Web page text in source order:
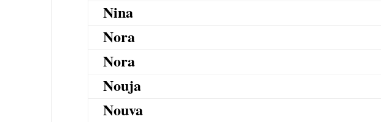
Nina
Nora
Nora
Nouja
Nouva